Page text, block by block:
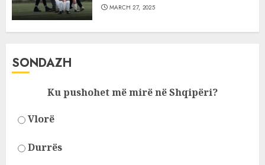
MARCH 27, 2025
SONDAZH
Ku pushohet më mirë në Shqipëri?
Vlorë
Durrës